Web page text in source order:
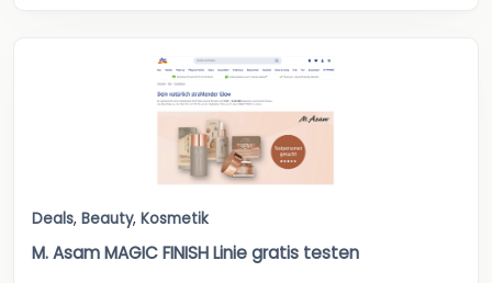
Deals, Beauty, Kosmetik
M. Asam MAGIC FINISH Linie gratis testen